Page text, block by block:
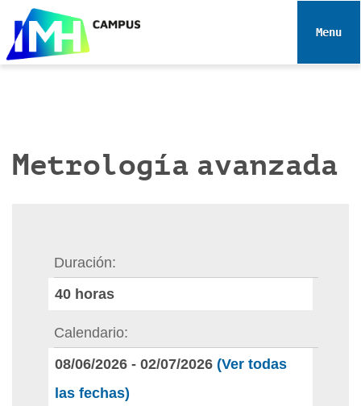
e
Toggle
Metrología avanzada
Duración
40 horas
Calendario
08/06/2026 - 02/07/2026 (Ver todas
las fechas)